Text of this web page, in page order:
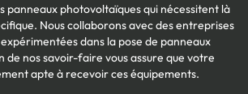
panneaux photovoltaïques qui nécessitent là
Nous collaborons avec des entreprises
dans la pose de panneaux
de nos savoir-faire vous assure que votre
apte à recevoir ces équipements.